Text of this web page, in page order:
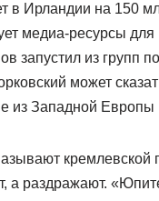
в Ирландии на 150
медиа-ресурсы
запустил из групп
может
из Западной Европы
кремлевской
а раздражают.